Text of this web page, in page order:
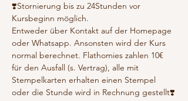
❣️Stornierung bis zu 24Stunden vor
Kursbeginn möglich.
Entweder über Kontakt auf der Homepage
oder Whatsapp. Ansonsten wird der Kurs
normal berechnet. Flathomies zahlen 10€
für den Ausfall (s. Vertrag), alle mit
Stempelkarten erhalten einen Stempel
oder die Stunde wird in Rechnung gestellt❣️